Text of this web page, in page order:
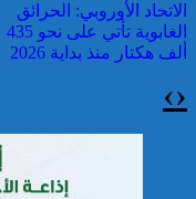
الاتحاد الأوروبي: الحرائق
الغابوية تأتي على نحو 435
ألف هكتار منذ بداية 2026
‹
›